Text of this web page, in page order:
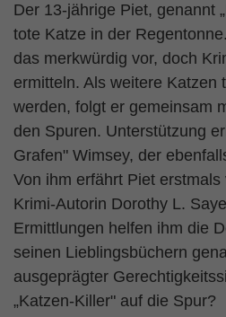
Der 13-jährige Piet, genannt
tote Katze in der
das merkwürdig vor, doch
ermitteln. Als weitere Katzen
werden, folgt er gemeinsam
den Spuren. Unterstützung
Grafen" Wimsey, der
Von ihm erfährt Piet
Krimi-Autorin Dorothy L.
Ermittlungen helfen ihm die
seinen Lieblingsbüchern
ausgeprägter
„Katzen-Killer" auf die Spur?